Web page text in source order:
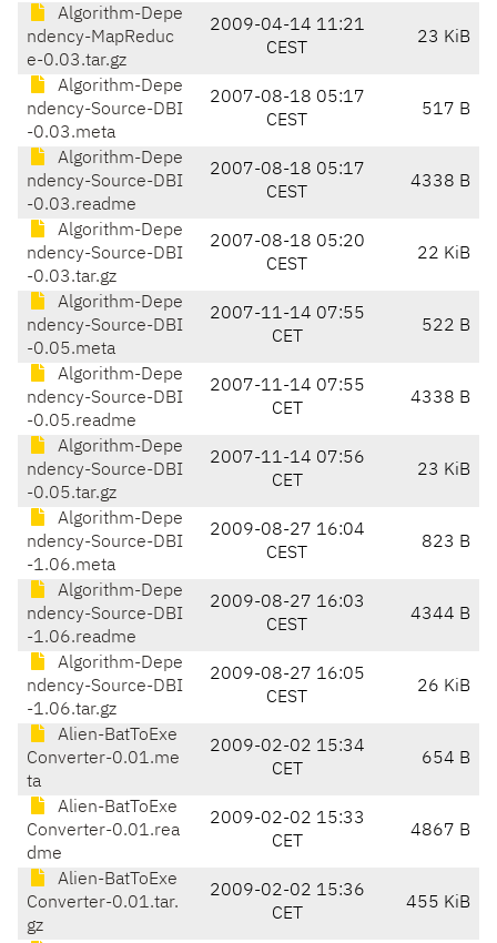
Algorithm-Depe
ndency-MapReduc
e-0.03.tar.gz
2009-04-14 11:21
CEST
23 KiB
Algorithm-Depe
ndency-Source-DBI
-0.03.meta
2007-08-18 05:17
CEST
517 B
Algorithm-Depe
ndency-Source-DBI
-0.03.readme
2007-08-18 05:17
CEST
4338 B
Algorithm-Depe
ndency-Source-DBI
-0.03.tar.gz
2007-08-18 05:20
CEST
22 KiB
Algorithm-Depe
ndency-Source-DBI
-0.05.meta
2007-11-14 07:55
CET
522 B
Algorithm-Depe
ndency-Source-DBI
-0.05.readme
2007-11-14 07:55
CET
4338 B
Algorithm-Depe
ndency-Source-DBI
-0.05.tar.gz
2007-11-14 07:56
CET
23 KiB
Algorithm-Depe
ndency-Source-DBI
-1.06.meta
2009-08-27 16:04
CEST
823 B
Algorithm-Depe
ndency-Source-DBI
-1.06.readme
2009-08-27 16:03
CEST
4344 B
Algorithm-Depe
ndency-Source-DBI
-1.06.tar.gz
2009-08-27 16:05
CEST
26 KiB
Alien-BatToExe
Converter-0.01.me
ta
2009-02-02 15:34
CET
654 B
Alien-BatToExe
Converter-0.01.rea
dme
2009-02-02 15:33
CET
4867 B
Alien-BatToExe
Converter-0.01.tar.
gz
2009-02-02 15:36
CET
455 KiB